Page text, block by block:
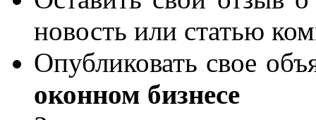
новость или статью
Опубликовать свое
оконном бизнесе